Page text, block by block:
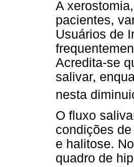
A
pacientes,
Usuários de
Acredita-se
salivar,
nesta
O fluxo
condições
e halitose.
quadro de